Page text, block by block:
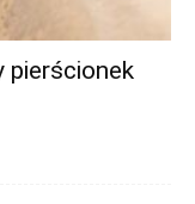
pierścionek